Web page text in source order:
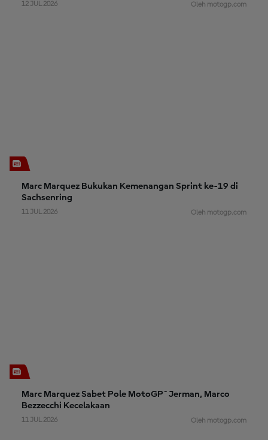
12 JUL 2026 Oleh motogp.com
Marc Marquez Bukukan Kemenangan Sprint ke-19 di
Sachsenring
11 JUL 2026 Oleh motogp.com
Marc Marquez Sabet Pole MotoGP™ Jerman, Marco
Bezzecchi Kecelakaan
11 JUL 2026 Oleh motogp.com